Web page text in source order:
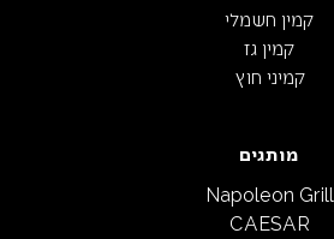
קמין חשמלי
קמין גז
קמיני חוץ
מותגים
Napoleon Grill
CAESAR